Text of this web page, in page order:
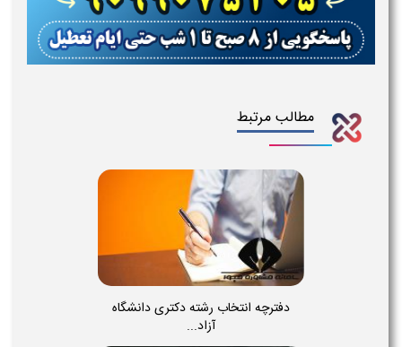
مطالب مرتبط
دفترچه انتخاب رشته دکتری دانشگاه
آزاد...